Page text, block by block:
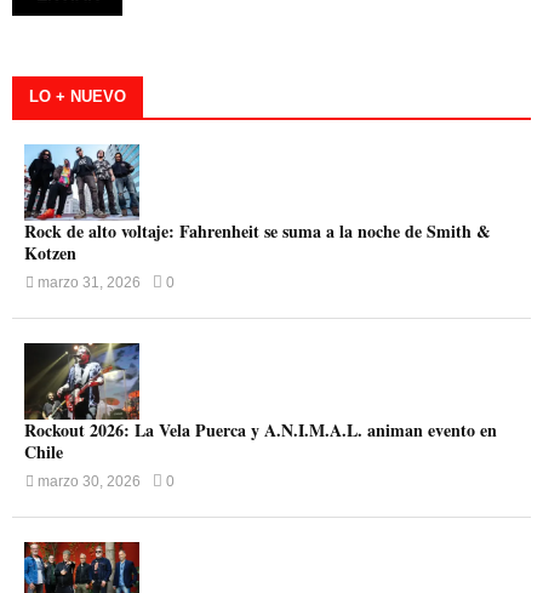
LO + NUEVO
Rock de alto voltaje: Fahrenheit se suma a la noche de Smith &
Kotzen
marzo 31, 2026 0
Rockout 2026: La Vela Puerca y A.N.I.M.A.L. animan evento en
Chile
marzo 30, 2026 0